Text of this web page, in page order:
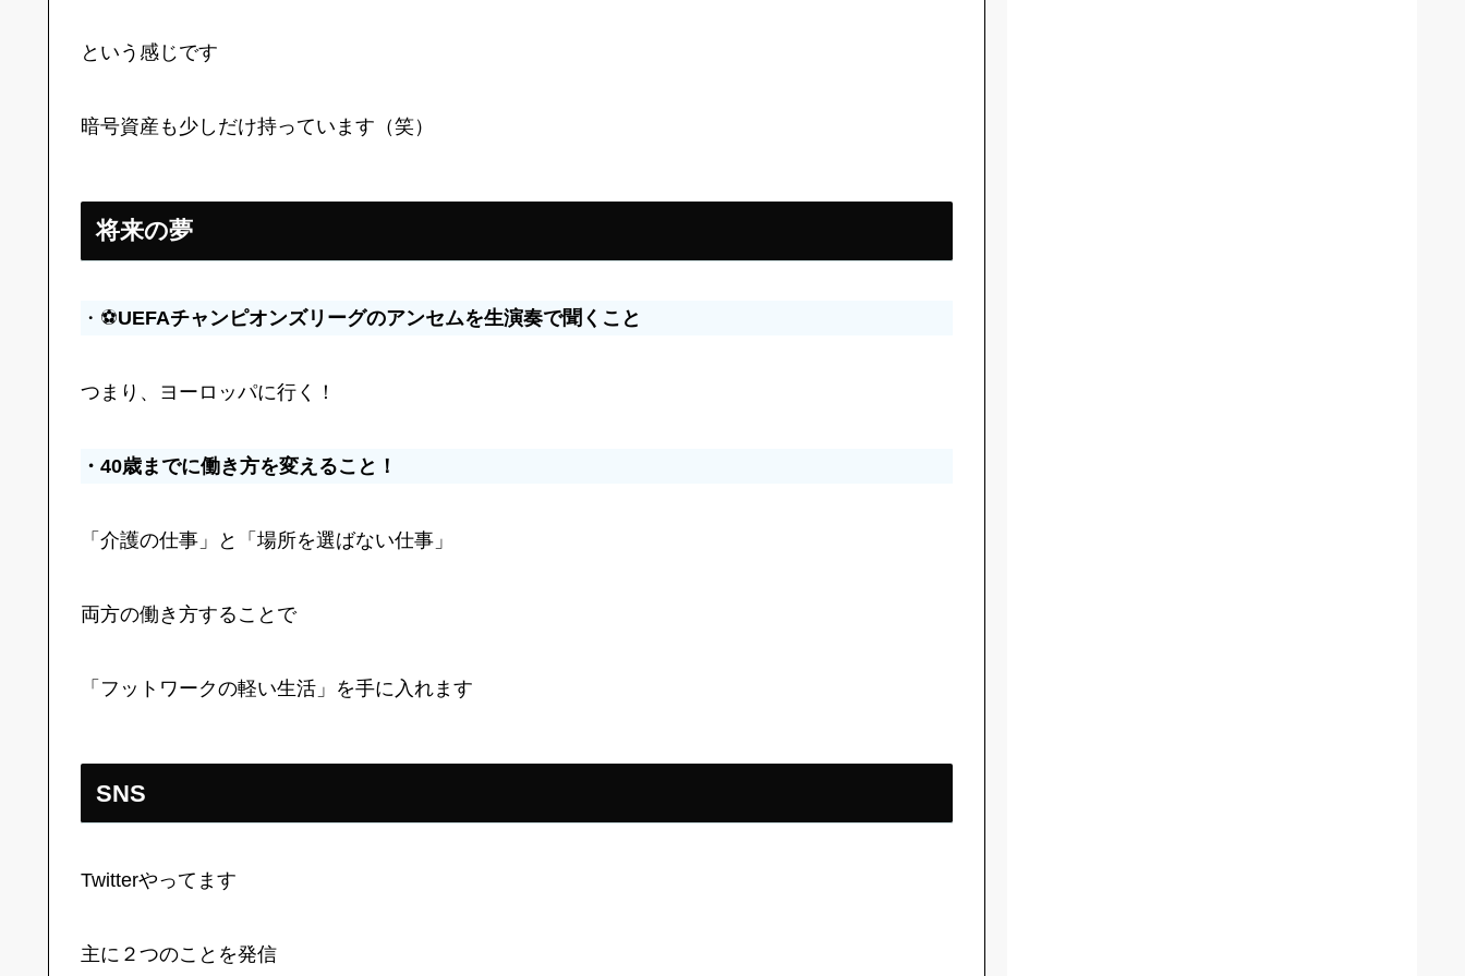
という感じです
暗号資産も少しだけ持っています（笑）
将来の夢
・⚽UEFAチャンピオンズリーグのアンセムを生演奏で聞くこと
つまり、ヨーロッパに行く！
・40歳までに働き方を変えること！
「介護の仕事」と「場所を選ばない仕事」
両方の働き方することで
「フットワークの軽い生活」を手に入れます
SNS
Twitterやってます
主に２つのことを発信